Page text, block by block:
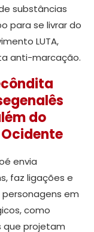
substâncias
para se livrar do
LUTA,
anti-marcação.
do
envia
faz ligações e
em
como
que projetam